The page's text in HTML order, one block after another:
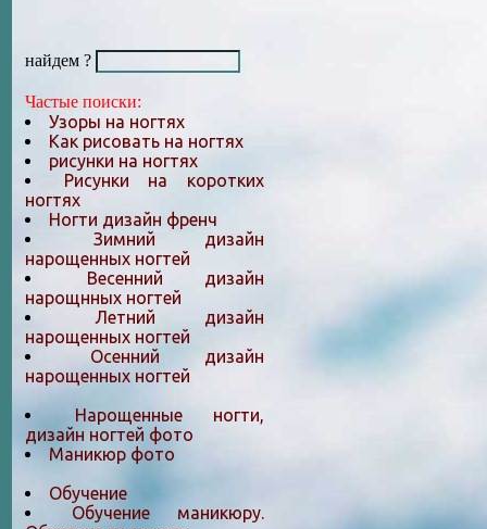
найдем ?
Частые поиски:
Узоры на ногтях
Как рисовать на ногтях
рисунки на ногтях
Рисунки на коротких
ногтях
Ногти дизайн френч
Зимний дизайн
нарощенных ногтей
Весенний дизайн
нарощнных ногтей
Летний дизайн
нарощенных ногтей
Осенний дизайн
нарощенных ногтей
Нарощенные ногти,
дизайн ногтей фото
Маникюр фото
Обучение
Обучение маникюру.